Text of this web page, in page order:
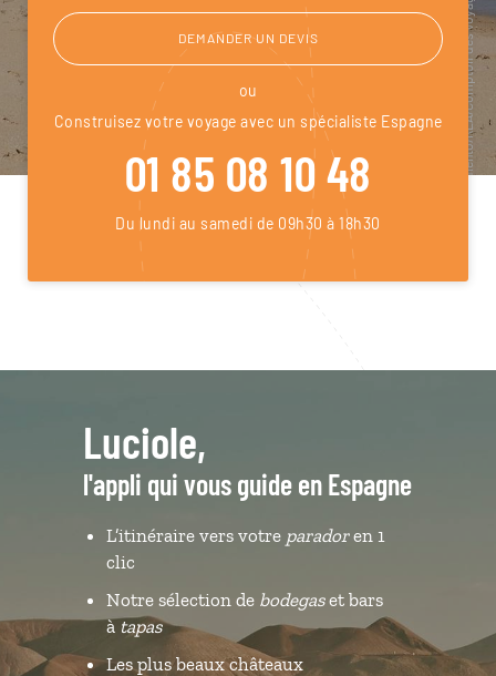
DEMANDER UN DEVIS
ou
Construisez votre voyage avec un spécialiste Espagne
01 85 08 10 48
Du lundi au samedi de 09h30 à 18h30
Luciole,
l'appli qui vous guide en Espagne
L’itinéraire vers votre paradoren 1
clic
Notre sélection de bodegaset bars
àtapas
Les plus beaux châteaux